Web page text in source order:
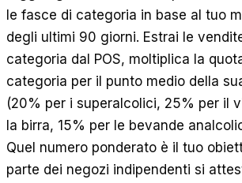
le fasce di categoria in base al tuo
degli ultimi 90 giorni. Estrai le
categoria dal POS, moltiplica la
categoria per il punto medio della
(20% per i superalcolici, 25% per il
la birra, 15% per le bevande
Quel numero ponderato è il tuo
parte dei negozi indipendenti si